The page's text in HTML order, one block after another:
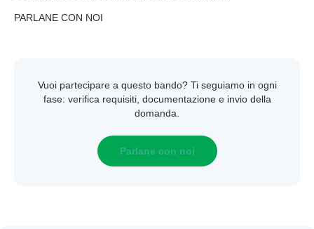
PARLANE CON NOI
Vuoi partecipare a questo bando? Ti seguiamo in ogni
fase: verifica requisiti, documentazione e invio della
domanda.
Parlane con noi